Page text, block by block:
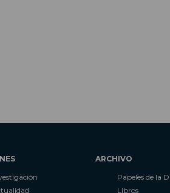
ARCHIVO
Papeles de la
Libros